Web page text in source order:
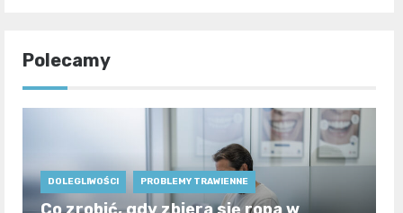
Polecamy
DOLEGLIWOŚCI PROBLEMY TRAWIENNE